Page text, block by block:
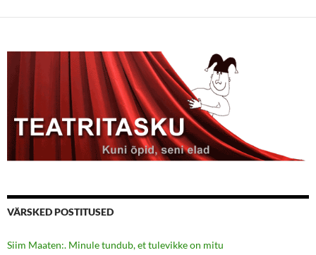
VÄRSKED POSTITUSED
Siim Maaten:. Minule tundub, et tulevikke on mitu